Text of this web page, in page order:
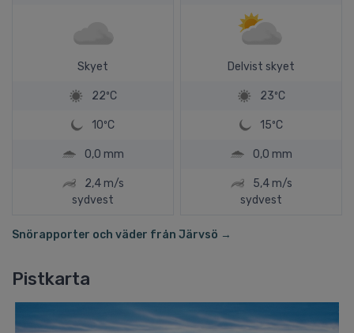
Skyet
22ºC
10ºC
0,0 mm
2,4 m/s
sydvest
Delvist skyet
23ºC
15ºC
0,0 mm
5,4 m/s
sydvest
Snörapporter och väder från Järvsö →
Pistkarta